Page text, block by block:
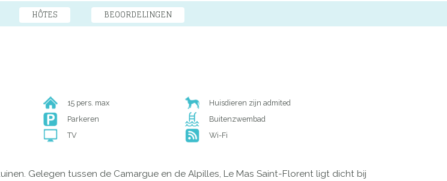
HÔTES BEOORDELINGEN
15 pers. max
Huisdieren zijn admited
Parkeren
Buitenzwembad
TV Wi-Fi
Gelegen tussen de Camargue en de Alpilles, Le Mas Saint-Florent ligt dicht bij